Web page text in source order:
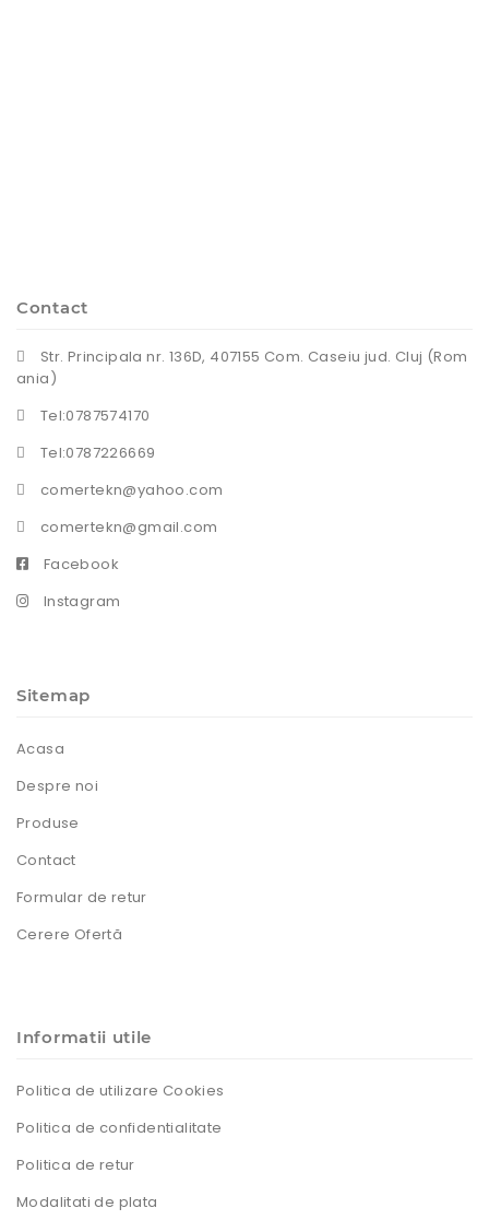
Contact
Str. Principala nr. 136D, 407155 Com. Caseiu jud. Cluj (Rom
ania)
Tel:0787574170
Tel:0787226669
comertekn@yahoo.com
comertekn@gmail.com
Facebook
Instagram
Sitemap
Acasa
Despre noi
Produse
Contact
Formular de retur
Cerere Ofertă
Informatii utile
Politica de utilizare Cookies
Politica de confidentialitate
Politica de retur
Modalitati de plata